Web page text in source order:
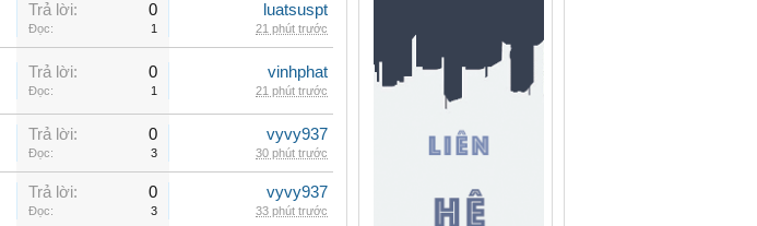
Trả lời: 0
Đọc: 1
luatsuspt
21 phút trước
Trả lời: 0
Đọc: 1
vinhphat
21 phút trước
Trả lời: 0
Đọc: 3
vyvy937
30 phút trước
Trả lời: 0
Đọc: 3
vyvy937
33 phút trước